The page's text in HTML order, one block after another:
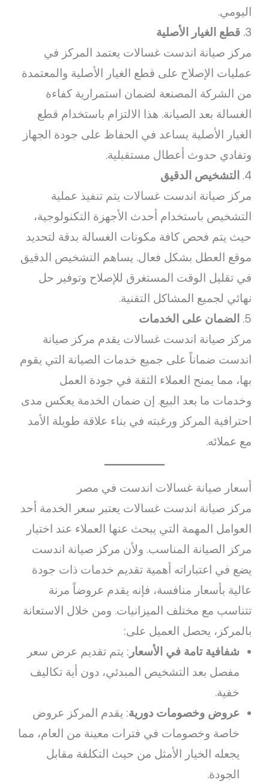
اليومي.
3. قطع الغيار الأصلية
مركز صيانة اندست غسالات يعتمد المركز في
عمليات الإصلاح على قطع الغيار الأصلية والمعتمدة
من الشركة المصنعة لضمان استمرارية كفاءة
الغسالة بعد الصيانة. هذا الالتزام باستخدام قطع
الغيار الأصلية يساعد في الحفاظ على جودة الجهاز
وتفادي حدوث أعطال مستقبلية.
4. التشخيص الدقيق
مركز صيانة اندست غسالات يتم تنفيذ عملية
التشخيص باستخدام أحدث الأجهزة التكنولوجية،
حيث يتم فحص كافة مكونات الغسالة بدقة لتحديد
موقع العطل بشكل فعال. يساهم التشخيص الدقيق
في تقليل الوقت المستغرق للإصلاح وتوفير حل
نهائي لجميع المشاكل التقنية.
5. الضمان على الخدمات
مركز صيانة اندست غسالات يقدم مركز صيانة
اندست ضماناً على جميع خدمات الصيانة التي يقوم
بها، مما يمنح العملاء الثقة في جودة العمل
وخدمات ما بعد البيع. إن ضمان الخدمة يعكس مدى
احترافية المركز ورغبته في بناء علاقة طويلة الأمد
مع عملائه.
أسعار صيانة غسالات اندست في مصر
مركز صيانة اندست غسالات يعتبر سعر الخدمة أحد
العوامل المهمة التي يبحث عنها العملاء عند اختيار
مركز الصيانة المناسب. ولأن مركز صيانة اندست
يضع في اعتباراته أهمية تقديم خدمات ذات جودة
عالية بأسعار منافسة، فإنه يقدم عروضاً مرنة
تتناسب مع مختلف الميزانيات. ومن خلال الاستعانة
بالمركز، يحصل العميل على:
شفافية تامة في الأسعار : يتم تقديم عرض سعر
مفصل بعد التشخيص المبدئي، دون أية تكاليف
خفية.
عروض وخصومات دورية: يقدم المركز عروض
خاصة وخصومات في فترات معينة من العام، مما
يجعله الخيار الأمثل من حيث التكلفة مقابل
الجودة.